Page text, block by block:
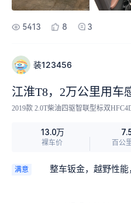
5413 8 3
装123456
江淮T8，2万公里用车
2019款 2.0T柴油四驱智联型标双
13.0万
裸车价 百公
满意 整车钣金，越野性